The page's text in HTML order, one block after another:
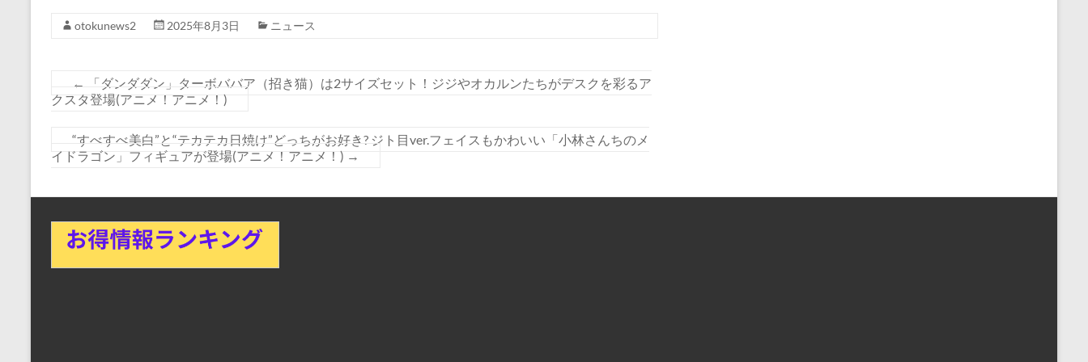
otokunews2 2025年8月3日 ニュース
←
「ダンダダン」ターボババア（招き猫）は2サイズセット！ジジやオカルンたちがデスクを彩るア
クスタ登場(アニメ！アニメ！)
“すべすべ美白”と“テカテカ日焼け”どっちがお好き? ジト目ver.フェイスもかわいい「小林さんちのメ
イドラゴン」フィギュアが登場(アニメ！アニメ！) →